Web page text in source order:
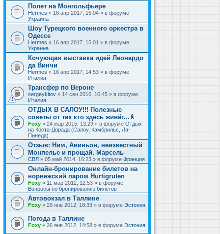
Полет на Монгольфьере
Hermes » 16 апр 2017, 15:04 » в форуме
Украина
Шоу Турецкого военного оркестра в
Одессе
Hermes » 16 апр 2017, 15:01 » в форуме
Украина
Кочующая выставка идей Леонардо
да Винчи
Hermes » 16 апр 2017, 14:53 » в форуме
Италия
Трансфер по Вероне
sergeykitov » 14 сен 2016, 10:45 » в форуме
Италия
ОТДЫХ В САЛОУ!!! Полезные
советы от тех кто здесь живёт...
В
л
ж
е
и
я
Foxy » 24 мар 2015, 13:29 » в форуме Отдых
на Коста-Дорада (Салоу, Камбрильс, Ла-
Пинеда)
Отзыв: Ним, Авиньон, неизвестный
Монпелье и прощай, Марсель
СВЛ » 05 май 2014, 16:23 » в форуме Франция
Онлайн-бронирование билетов на
норвежский паром Hurtigruten
Foxy » 11 мар 2012, 12:53 » в форуме
Вопросы по бронированию билетов
Автовокзал в Таллине
Foxy » 29 янв 2012, 18:33 » в форуме Эстония
Погода в Таллине
Foxy » 26 янв 2012, 14:58 » в форуме Эстония